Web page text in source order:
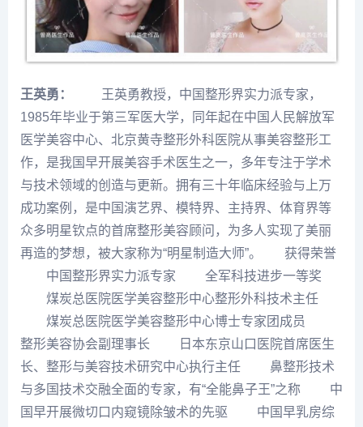
王英勇：
王英勇教授，中国整形界实力派专家，
1985年毕业于第三军医大学，同年起在中国人民解放军
医学美容中心、北京黄寺整形外科医院从事美容整形工
作，是我国早开展美容手术医生之一，多年专注于学术
与技术领域的创造与更新。拥有三十年临床经验与上万
成功案例，是中国演艺界、模特界、主持界、体育界等
众多明星钦点的首席整形美容顾问，为多人实现了美丽
再造的梦想，被大家称为“明星制造大师”。 获得荣誉
中国整形界实力派专家 全军科技进步一等奖
煤炭总医院医学美容整形中心整形外科技术主任
煤炭总医院医学美容整形中心博士专家团成员
整形美容协会副理事长 日本东京山口医院首席医生
长、整形与美容技术研究中心执行主任 鼻整形技术
与多国技术交融全面的专家，有“全能鼻子王”之称 中
国早开展微切口内窥镜除皱术的先驱 中国早乳房综